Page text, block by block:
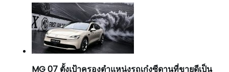
MG 07 ตั้งเป้าครองตำแหน่งรถเก๋งซีดานที่ขายดีเป็น